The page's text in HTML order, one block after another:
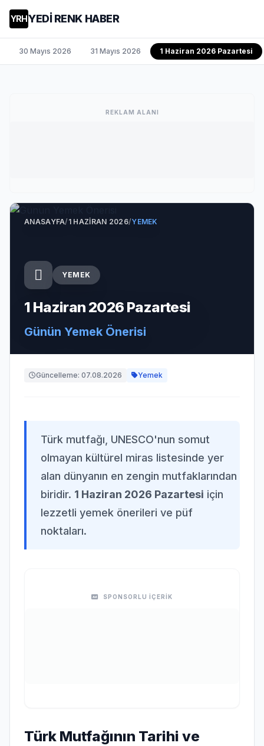
YRHYEDİ RENK HABER
30 Mayıs 2026 31 Mayıs 2026 1 Haziran 2026 Pazartesi
REKLAM ALANI
ANASAYFA/1 HAZIRAN 2026/YEMEK
YEMEK
1 Haziran 2026 Pazartesi
Günün Yemek Önerisi
Güncelleme: 07.08.2026 Yemek
Türk mutfağı, UNESCO'nun somut
olmayan kültürel miras listesinde yer
alan dünyanın en zengin mutfaklarından
biridir. 1 Haziran 2026 Pazartesi için
lezzetli yemek önerileri ve püf
noktaları.
SPONSORLU İÇERİK
Türk Mutfağının Tarihi ve